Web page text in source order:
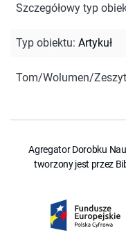
Szczegółowy typ
Typ obiektu: Artykuł
Tom/Wolumen/Zeszyt
Agregator Dorobku
tworzony jest przez